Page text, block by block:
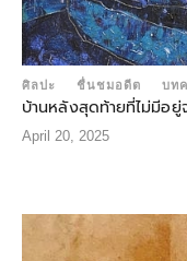
ศิลปะ ชื่นชมอดีต บท
บ้านหลังสุดท้ายที่ไม่มีอ
April 20, 2025